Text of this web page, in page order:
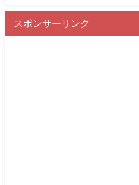
スポンサーリンク